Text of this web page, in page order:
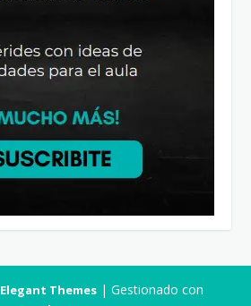
Elegant Themes| Gestionado con